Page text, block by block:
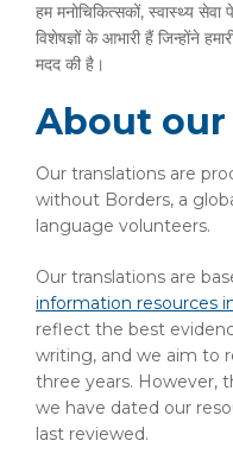
हम मनोचिकित्सकों, स्वास्थ्य
विशेषज्ञों के आभारी हैं जिन्होंने
मदद की है।
About
Our translations are
without Borders, a
language volunteers.
Our translations are
information resources
reflect the best
writing, and we aim to
three years. However,
we have dated our
last reviewed.